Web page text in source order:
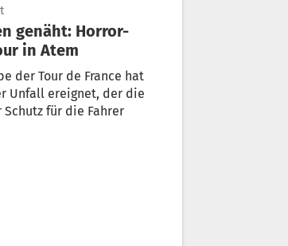
genäht: Horror-
in Atem
der Tour de France hat
Unfall ereignet, der die
Schutz für die Fahrer